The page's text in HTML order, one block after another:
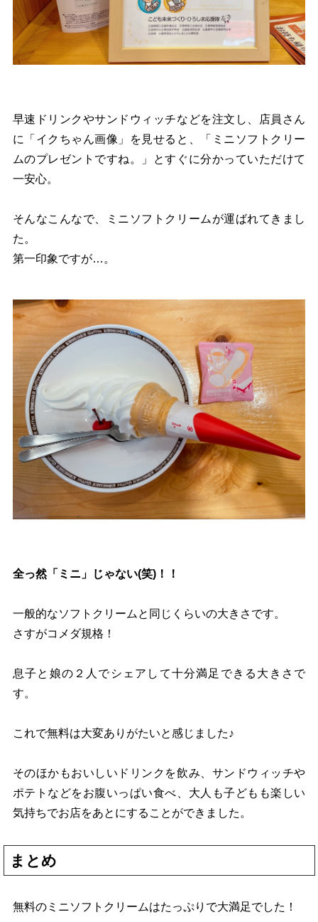
早速ドリンクやサンドウィッチなどを注文し、店員さん
に「イクちゃん画像」を見せると、「ミニソフトクリー
ムのプレゼントですね。」とすぐに分かっていただけて
一安心。
そんなこんなで、ミニソフトクリームが運ばれてきまし
た。
第一印象ですが…。
全っ然「ミニ」じゃない(笑)！！
一般的なソフトクリームと同じくらいの大きさです。
さすがコメダ規格！
息子と娘の２人でシェアして十分満足できる大きさで
す。
これで無料は大変ありがたいと感じました♪
そのほかもおいしいドリンクを飲み、サンドウィッチや
ポテトなどをお腹いっぱい食べ、大人も子どもも楽しい
気持ちでお店をあとにすることができました。
まとめ
無料のミニソフトクリームはたっぷりで大満足でした！